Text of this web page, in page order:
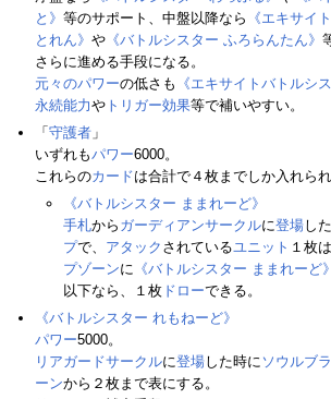
と》 等のサポート、中盤以降なら 《エキサイ
とれん》 や 《バトルシスター ふろらんたん》
さらに進める手段になる。
元々のパワーの低さも 《エキサイトバトルシ
永続能力や トリガー効果等で補いやすい。
「 守護者 」
いずれもパワー6000。
これらのカードは合計で４枚までしか入れられ
《バトルシスター ままれーど》
手札から ガーディアンサークルに登場し
プで、 アタック されているユニット １枚は
プゾーンに 《バトルシスター ままれーど》
以下なら、１枚 ドローできる。
《バトルシスター れもねーど》
パワー5000。
リアガードサークルに登場した時に ソウルブ
ーンから２枚まで表にする。